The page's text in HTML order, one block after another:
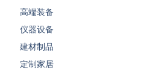
高端装备
仪器设备
建材制品
定制家居